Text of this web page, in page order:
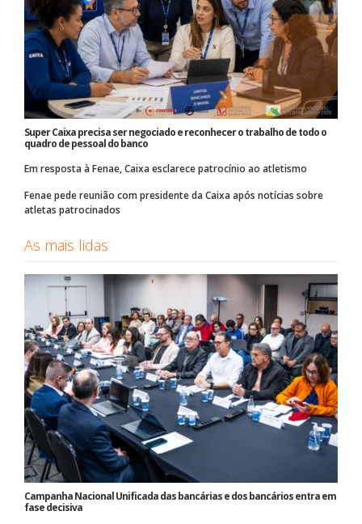
Super Caixa precisa ser negociado e reconhecer o trabalho de todo o
quadro de pessoal do banco
Em resposta à Fenae, Caixa esclarece patrocínio ao atletismo
Fenae pede reunião com presidente da Caixa após notícias sobre
atletas patrocinados
As mais lidas
Campanha Nacional Unificada das bancárias e dos bancários entra em
fase decisiva